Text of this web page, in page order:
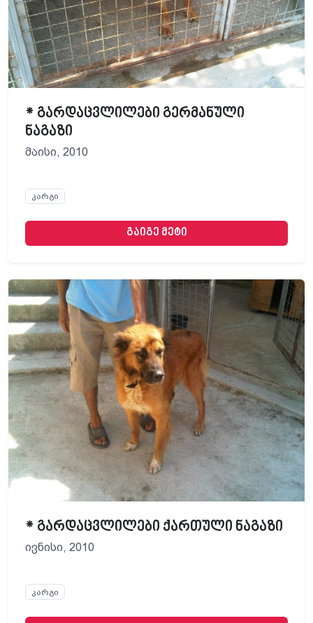
* გარდაცვლილები გერმანული
ნაგაზი
მაისი, 2010
კარგი
გაიგე მეტი
* გარდაცვლილები ქართული ნაგაზი
ივნისი, 2010
კარგი